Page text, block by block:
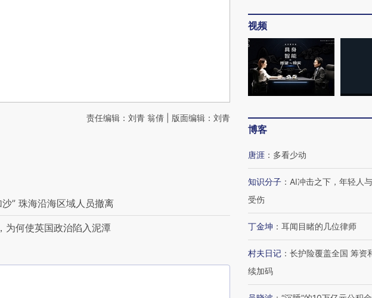
责任编辑：刘青 翁倩 | 版面编辑：刘青
” 珠海沿海区域人员撤离
为何使英国政治陷入泥潭
视频
博客
唐涯 ： 多看少动
知识分子 ： AI冲击之下，年轻人
受伤
丁金坤 ： 耳闻目睹的几位律师
村夫日记 ： 长护险覆盖全国 筹资
续加码